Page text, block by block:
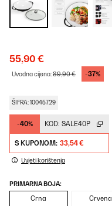
55,90 €
Uvodna cijena:89,90 € -37%
ŠIFRA: 10045729
-40% KOD: SALE40P
S KUPONOM: 33,54 €
Uvjeti korištenja
PRIMARNA BOJA:
Crna Crvena